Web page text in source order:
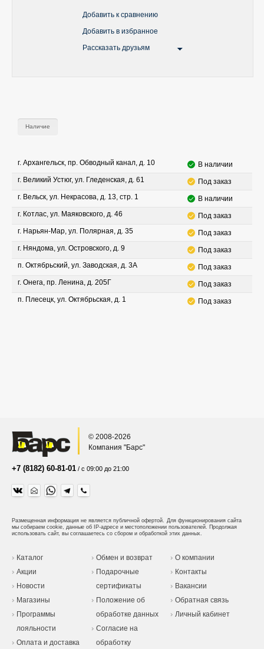
Добавить к сравнению
Добавить в избранное
Рассказать друзьям
Наличие
г. Архангельск, пр. Обводный канал, д. 10
В наличии
г. Великий Устюг, ул. Гледенская, д. 61
Под заказ
г. Вельск, ул. Некрасова, д. 13, стр. 1
В наличии
г. Котлас, ул. Маяковского, д. 46
Под заказ
г. Нарьян-Мар, ул. Полярная, д. 35
Под заказ
г. Няндома, ул. Островского, д. 9
Под заказ
п. Октябрьский, ул. Заводская, д. 3А
Под заказ
г. Онега, пр. Ленина, д. 205Г
Под заказ
п. Плесецк, ул. Октябрьская, д. 1
Под заказ
© 2008-2026
Компания "Барс"
+7 (8182) 60-81-01 / с 09:00 до 21:00
Размещенная информация не является публичной офертой. Для функционирования сайта
мы собираем cookie, данные об IP-адресе и местоположении пользователей. Продолжая
использовать сайт, вы соглашаетесь со сбором и обработкой этих данных.
Каталог
Акции
Новости
Магазины
Программы
лояльности
Оплата и доставка
Обмен и возврат
Подарочные
сертификаты
Положение об
обработке данных
Согласие на
обработку
О компании
Контакты
Вакансии
Обратная связь
Личный кабинет